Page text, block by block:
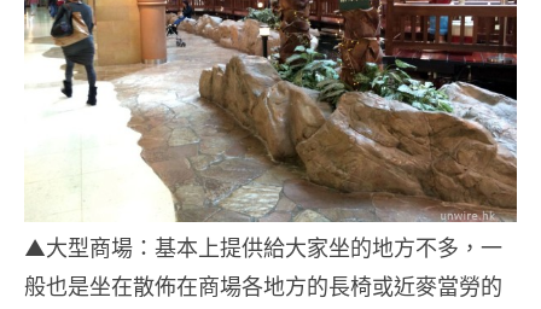
▲大型商場：基本上提供給大家坐的地方不多，一
般也是坐在散佈在商場各地方的長椅或近麥當勞的